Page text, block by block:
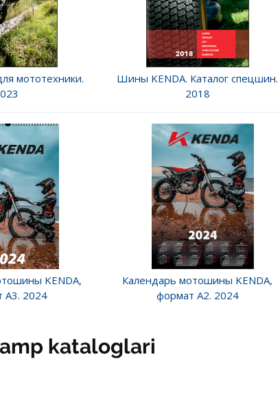
мототехники.
Шины KENDA. Каталог спецшин.
2018
KENDA,
А3. 2024
Календарь мотошины KENDA,
формат А2. 2024
kataloglari